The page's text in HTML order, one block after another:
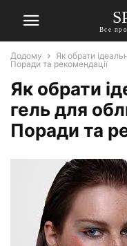
Все
Додому
Як обрати
Поради та рекомендації
Як обрати
гель для
Поради та